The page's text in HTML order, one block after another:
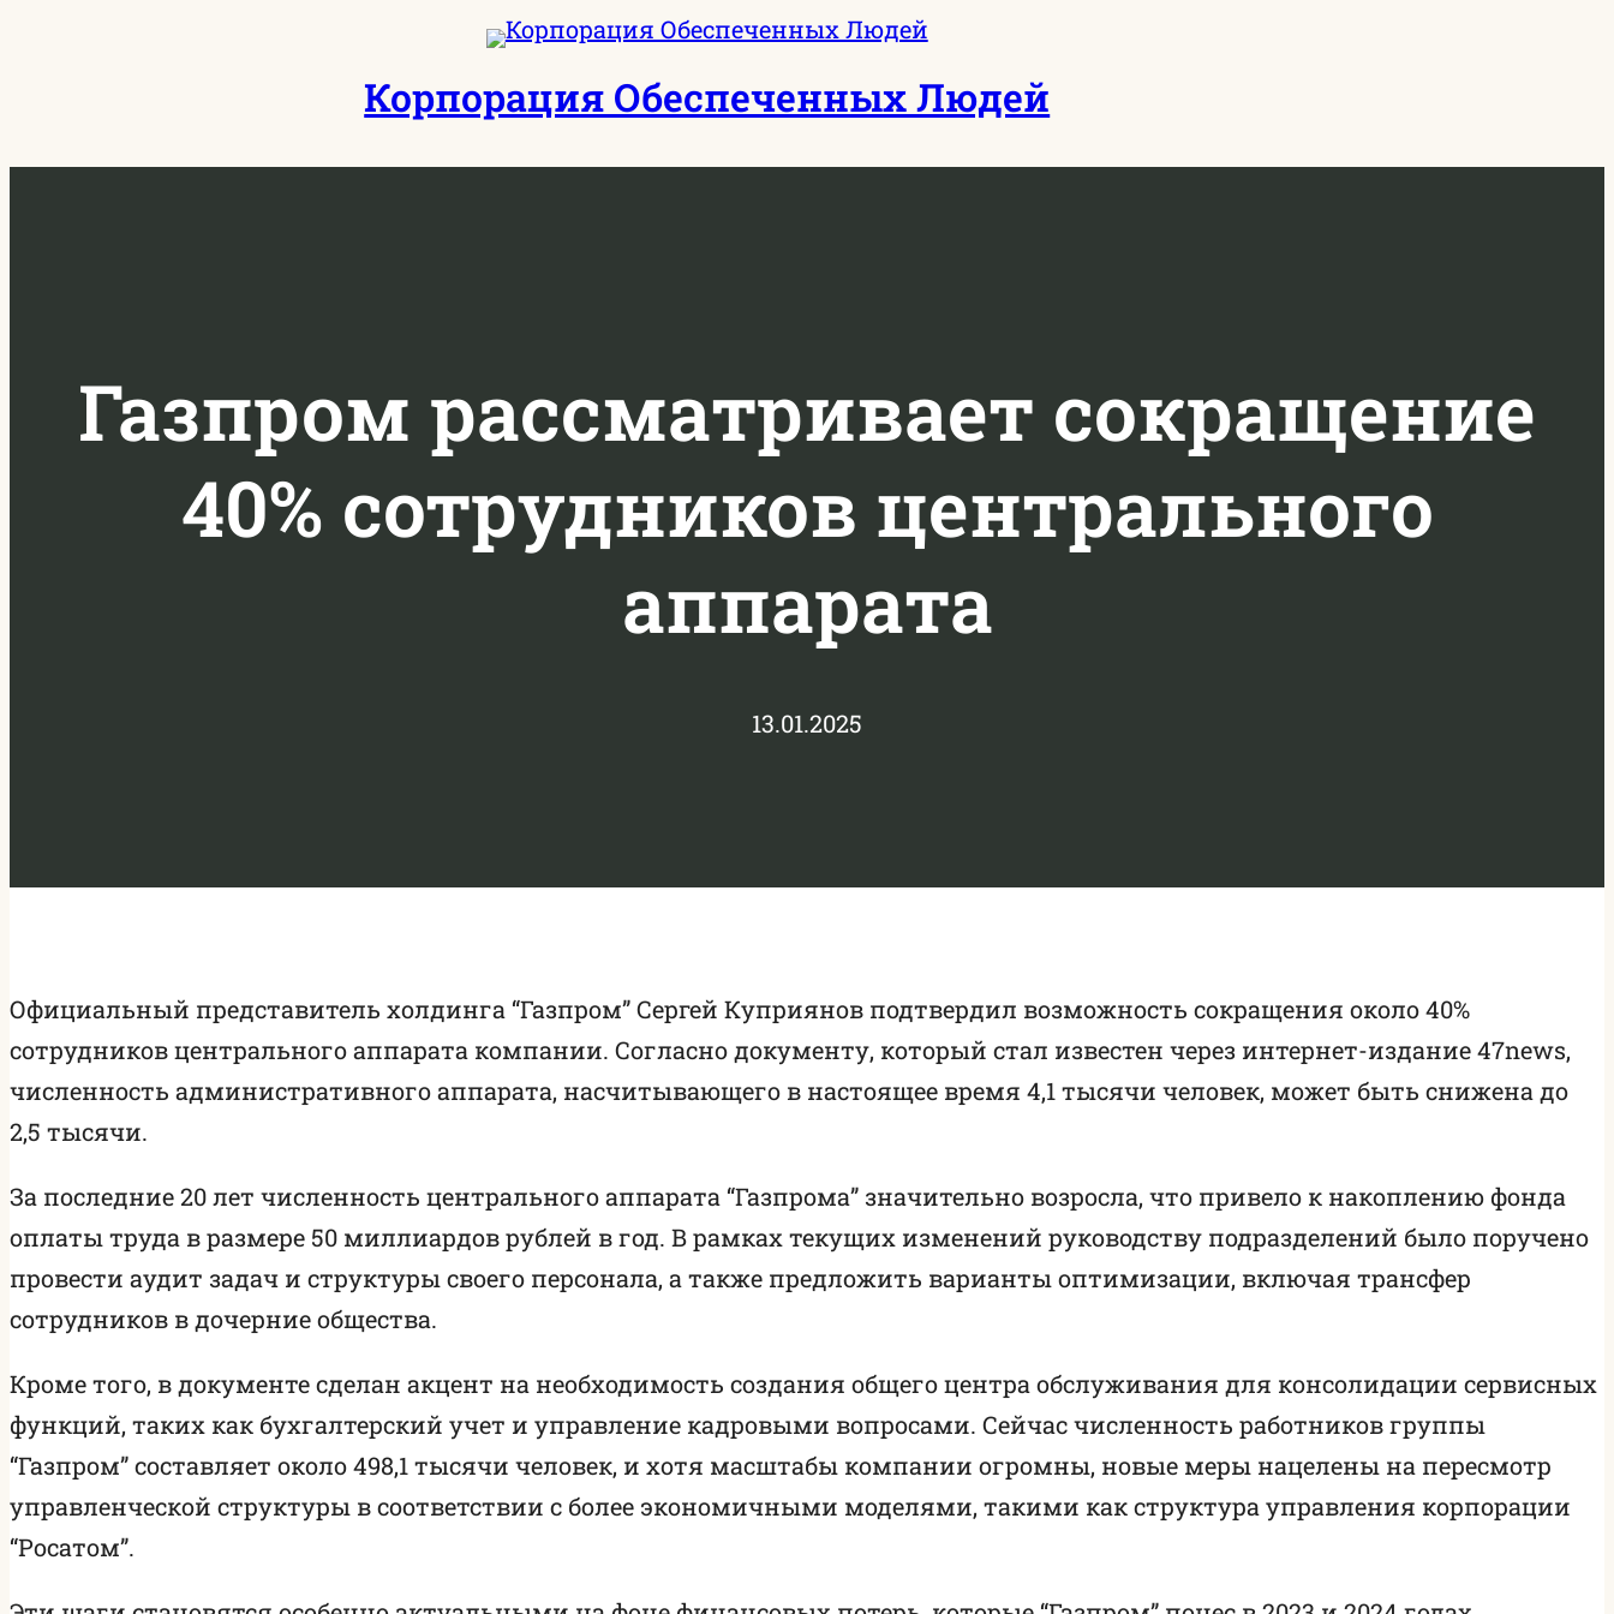
Корпорация Обеспеченных Людей
Газпром рассматривает сокращение
40% сотрудников центрального
аппарата
13.01.2025
Официальный представитель холдинга “Газпром” Сергей Куприянов подтвердил возможность сокращения около 40%
сотрудников центрального аппарата компании. Согласно документу, который стал известен через интернет-издание 47news,
численность административного аппарата, насчитывающего в настоящее время 4,1 тысячи человек, может быть снижена до
2,5 тысячи.
За последние 20 лет численность центрального аппарата “Газпрома” значительно возросла, что привело к накоплению фонда
оплаты труда в размере 50 миллиардов рублей в год. В рамках текущих изменений руководству подразделений было поручено
провести аудит задач и структуры своего персонала, а также предложить варианты оптимизации, включая трансфер
сотрудников в дочерние общества.
Кроме того, в документе сделан акцент на необходимость создания общего центра обслуживания для консолидации сервисных
функций, таких как бухгалтерский учет и управление кадровыми вопросами. Сейчас численность работников группы
“Газпром” составляет около 498,1 тысячи человек, и хотя масштабы компании огромны, новые меры нацелены на пересмотр
управленческой структуры в соответствии с более экономичными моделями, такими как структура управления корпорации
“Росатом”.